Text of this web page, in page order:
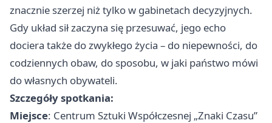
znacznie szerzej niż tylko w gabinetach decyzyjnych.
Gdy układ sił zaczyna się przesuwać, jego echo
dociera także do zwykłego życia – do niepewności, do
codziennych obaw, do sposobu, w jaki państwo mówi
do własnych obywateli.
Szczegóły spotkania:
Miejsce: Centrum Sztuki Współczesnej „Znaki Czasu”